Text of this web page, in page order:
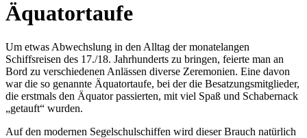
Äquatortaufe
Um etwas Abwechslung in den Alltag der monatelangen
Schiffsreisen des 17./18. Jahrhunderts zu bringen, feierte man an
Bord zu verschiedenen Anlässen diverse Zeremonien. Eine davon
war die so genannte Äquatortaufe, bei der die Besatzungsmitglieder,
die erstmals den Äquator passierten, mit viel Spaß und Schabernack
getauft
wurden.
Auf den modernen Segelschulschiffen wird dieser Brauch natürlich